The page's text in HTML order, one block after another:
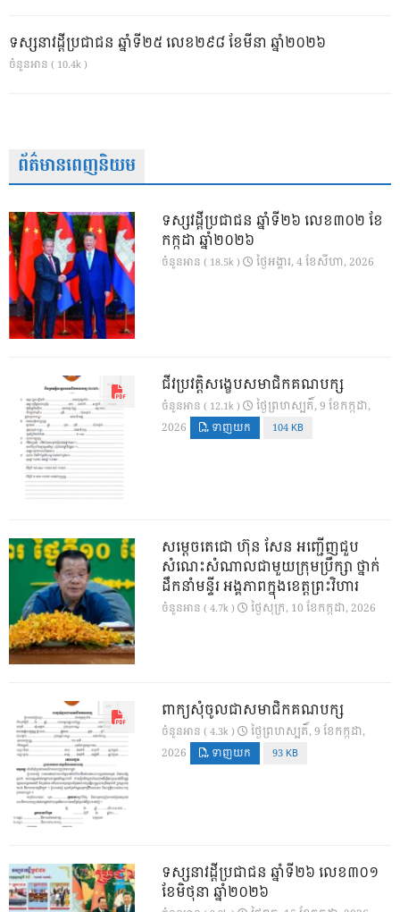
ទស្សនាវដ្ដីប្រជាជន ឆ្នាំទី២៥ លេខ២៩៨ ខែមីនា ឆ្នាំ២០២៦
ចំនួនអាន ( 10.4k )
ព័ត៌មានពេញនិយម
ទស្សវដ្តីប្រជាជន ឆ្នាំទី២៦ លេខ៣០២ ខែ
កក្កដា ឆ្នាំ២០២៦
ចំនួនអាន ( 18.5k ) ថ្ងៃ​អង្គារ, 4 ខែ​សីហា, 2026
ជីវប្រវត្តិសង្ខេបសមាជិកគណបក្ស
ចំនួនអាន ( 12.1k )
ថ្ងៃ​ព្រហស្បតិ៍, 9 ខែ​កក្កដា,
2026
ទាញយក 104 KB
សម្តេចតេជោ ហ៊ុន សែន អញ្ជើញជួប
សំណេះសំណាលជាមួយក្រុមប្រឹក្សា ថ្នាក់
ដឹកនាំមន្ទីរ អង្គភាពក្នុងខេត្តព្រះវិហារ
ចំនួនអាន ( 4.7k ) ថ្ងៃ​សុក្រ, 10 ខែ​កក្កដា, 2026
ពាក្យសុំចូលជាសមាជិកគណបក្ស
ចំនួនអាន ( 4.3k )
ថ្ងៃ​ព្រហស្បតិ៍, 9 ខែ​កក្កដា,
2026
ទាញយក 93 KB
ទស្សនាវដ្ដីប្រជាជន ឆ្នាំទី២៦ លេខ៣០១
ខែមិថុនា ឆ្នាំ២០២៦